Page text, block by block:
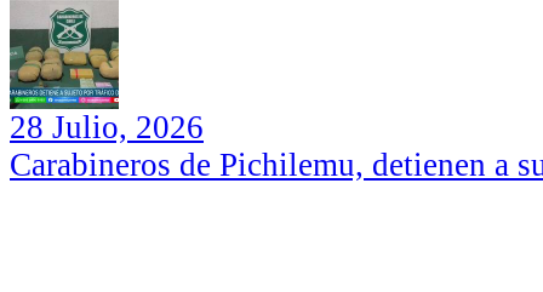
28 Julio, 2026
Carabineros de Pichilemu, detienen a